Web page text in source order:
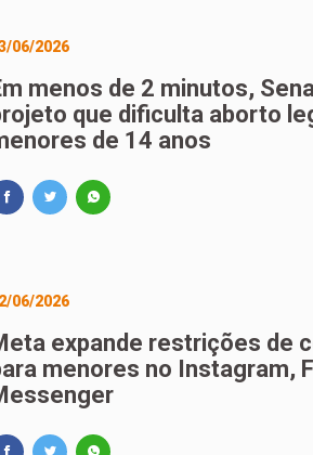
06/2026
menos de 2 minutos,
que dificulta aborto
de 14 anos
06/2026
expande restrições de
menores no Instagram,